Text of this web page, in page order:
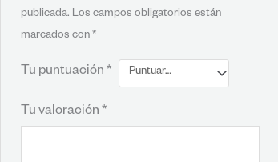
publicada. Los campos obligatorios están
marcados con *
Tu puntuación *
Tu valoración *